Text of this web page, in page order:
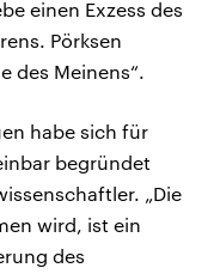
einen Exzess des
Pörksen
des Meinens“.
habe sich für
begründet
„Die
wird, ist ein
des